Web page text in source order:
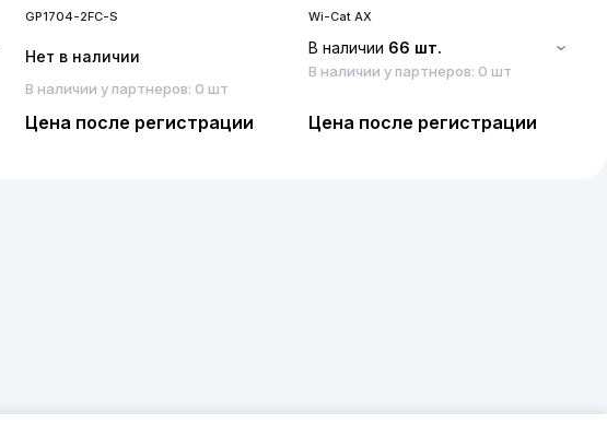
GP1704-2FC-S
Нет в наличии
В наличии у партнеров: 0 шт
Цена после регистрации
Wi-Cat AX
В наличии 66 шт.
В наличии у партнеров: 0 шт
Цена после регистрации